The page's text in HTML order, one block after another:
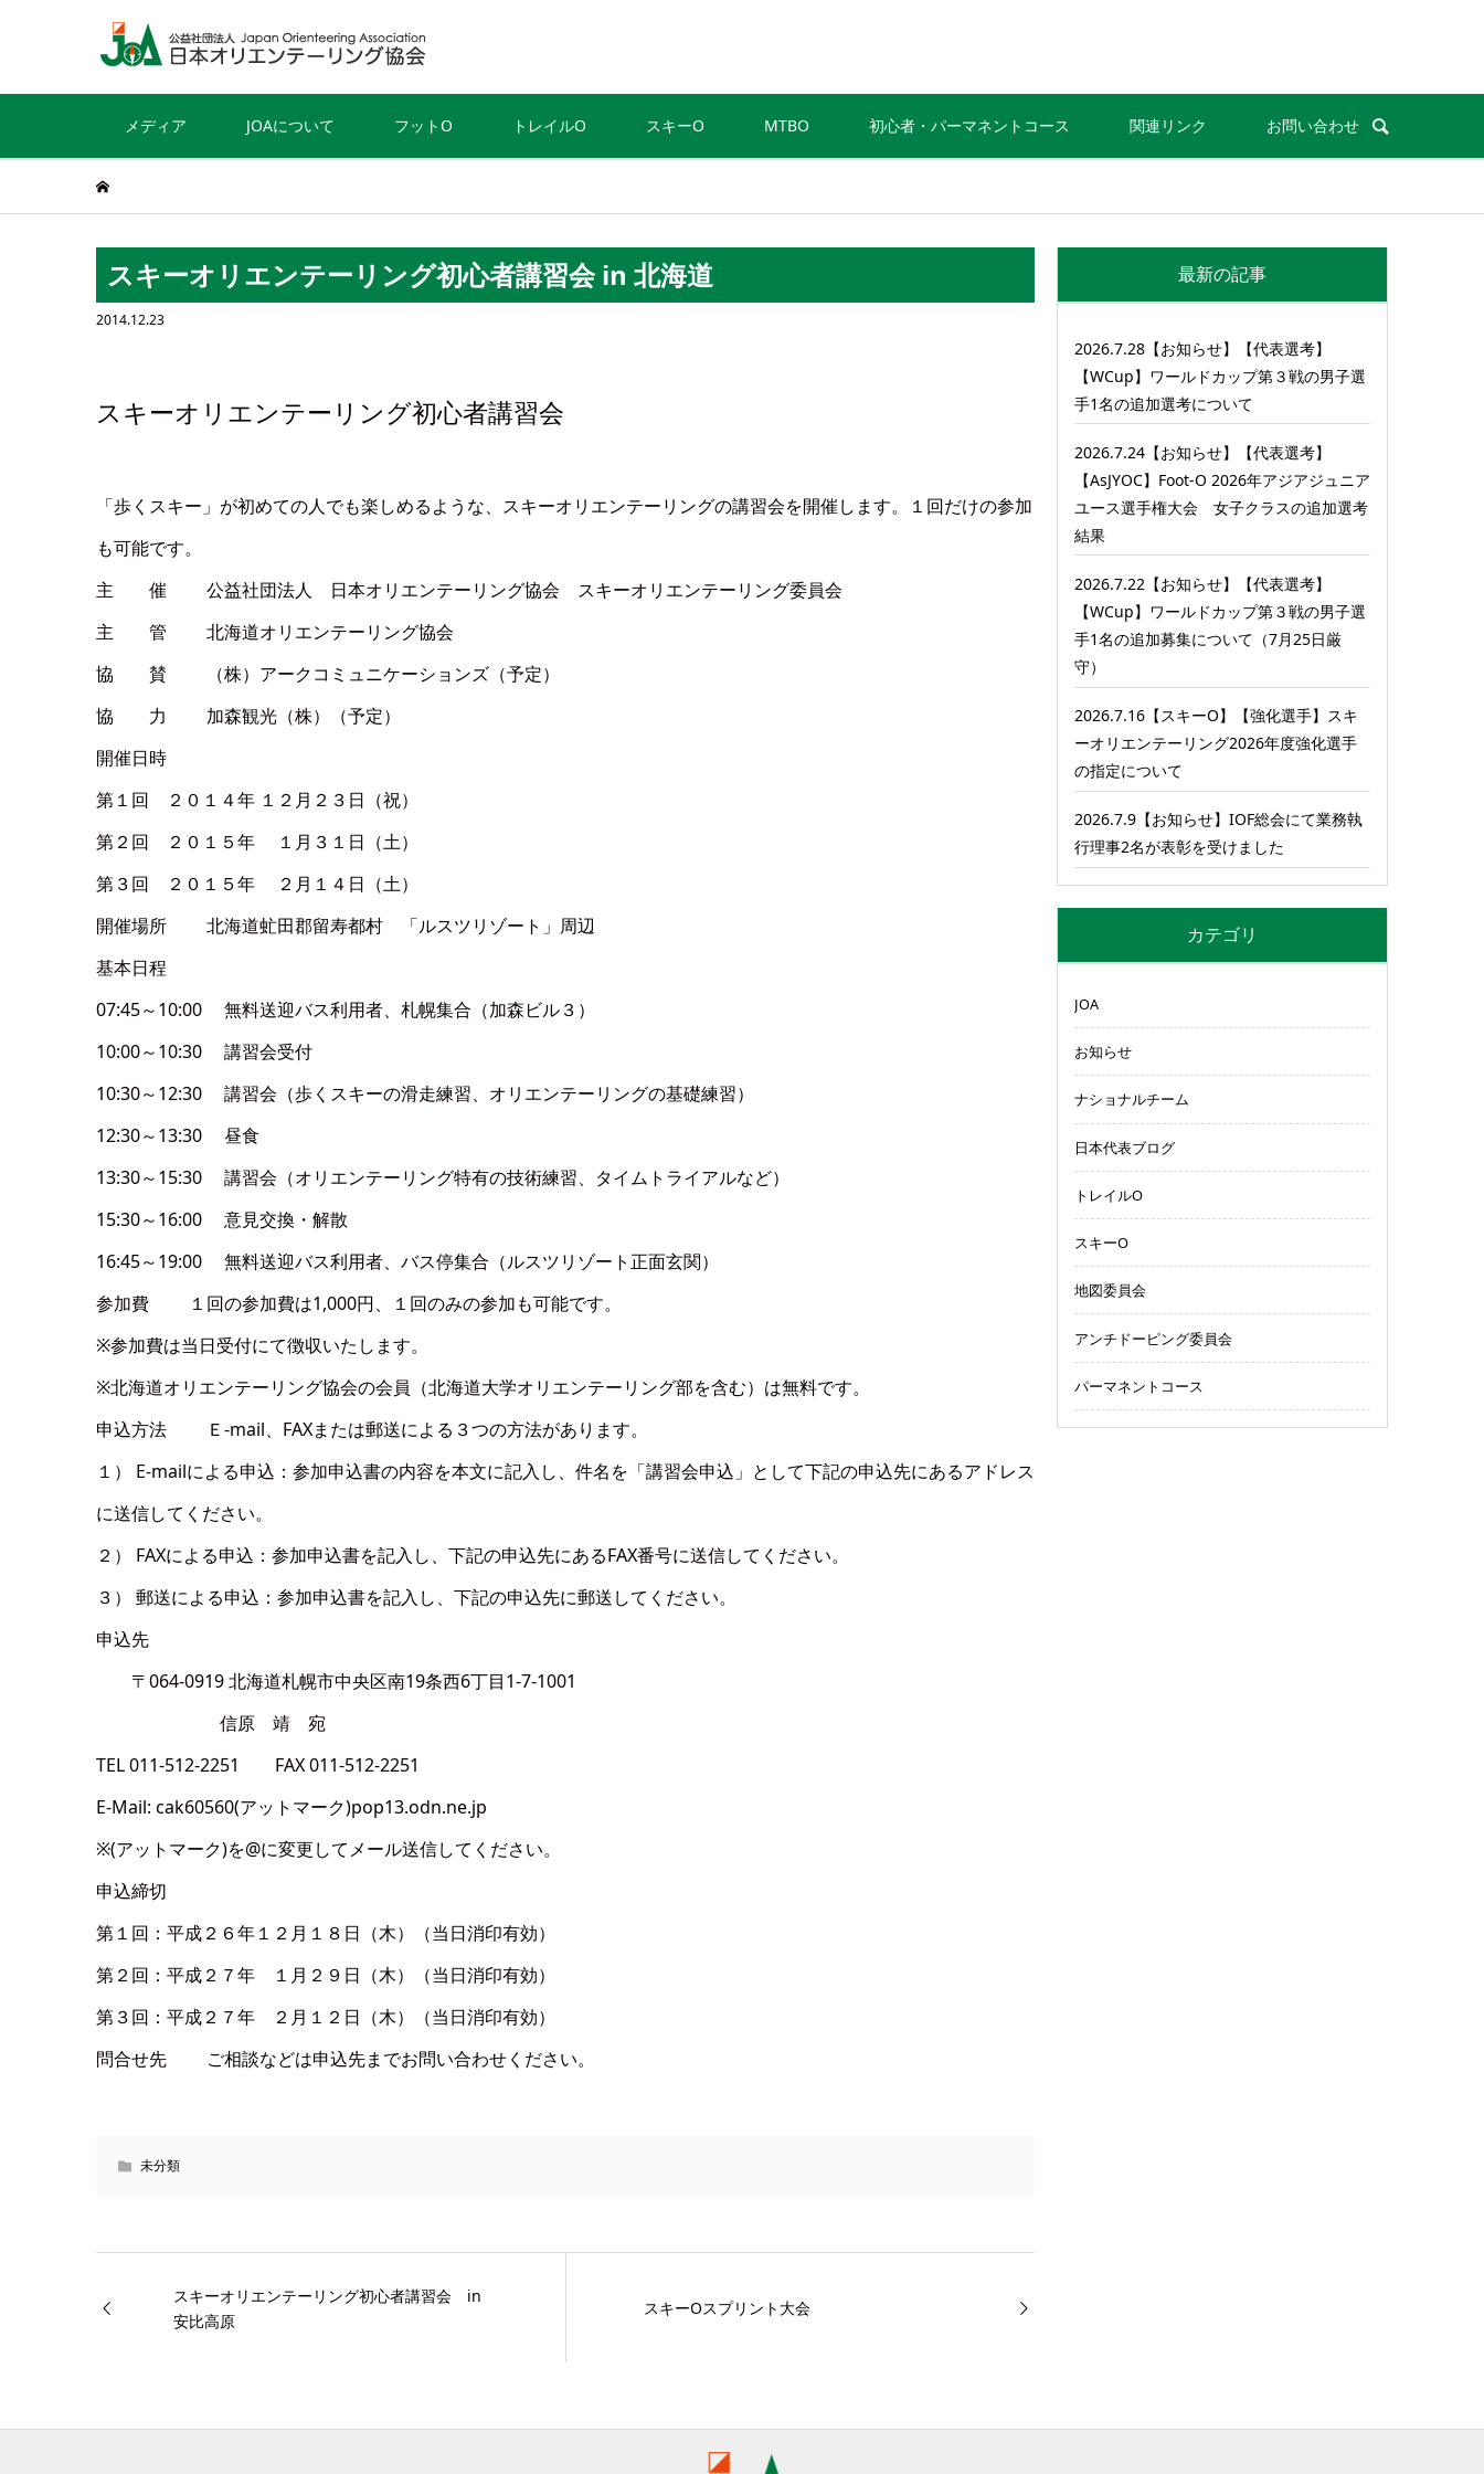
メディア JOAについて フットO トレイルO スキーO MTBO 初心者・パーマネントコース 関連リンク お問い合わせ
スキーオリエンテーリング初心者講習会 in 北海道
2014.12.23
スキーオリエンテーリング初心者講習会
「歩くスキー」が初めての人でも楽しめるような、スキーオリエンテーリングの講習会を開催します。１回だけの参加
も可能です。
主 催 公益社団法人 日本オリエンテーリング協会 スキーオリエンテーリング委員会
主 管 北海道オリエンテーリング協会
協 賛 （株）アークコミュニケーションズ（予定）
協 力 加森観光（株）（予定）
開催日時
第１回 ２０１４年 １２月２３日（祝）
第２回 ２０１５年 １月３１日（土）
第３回 ２０１５年 ２月１４日（土）
開催場所 北海道虻田郡留寿都村 「ルスツリゾート」周辺
基本日程
07:45～10:00 無料送迎バス利用者、札幌集合（加森ビル３）
10:00～10:30 講習会受付
10:30～12:30 講習会（歩くスキーの滑走練習、オリエンテーリングの基礎練習）
12:30～13:30 昼食
13:30～15:30 講習会（オリエンテーリング特有の技術練習、タイムトライアルなど）
15:30～16:00 意見交換・解散
16:45～19:00 無料送迎バス利用者、バス停集合（ルスツリゾート正面玄関）
参加費 １回の参加費は1,000円、１回のみの参加も可能です。
※参加費は当日受付にて徴収いたします。
※北海道オリエンテーリング協会の会員（北海道大学オリエンテーリング部を含む）は無料です。
申込方法 Ｅ-mail、FAXまたは郵送による３つの方法があります。
１） E-mailによる申込：参加申込書の内容を本文に記入し、件名を「講習会申込」として下記の申込先にあるアドレス
に送信してください。
２） FAXによる申込：参加申込書を記入し、下記の申込先にあるFAX番号に送信してください。
３） 郵送による申込：参加申込書を記入し、下記の申込先に郵送してください。
申込先
〒064-0919 北海道札幌市中央区南19条西6丁目1-7-1001
信原 靖 宛
TEL 011-512-2251 FAX 011-512-2251
E-Mail: cak60560(アットマーク)pop13.odn.ne.jp
※(アットマーク)を@に変更してメール送信してください。
申込締切
第１回：平成２６年１２月１８日（木）（当日消印有効）
第２回：平成２７年 １月２９日（木）（当日消印有効）
第３回：平成２７年 ２月１２日（木）（当日消印有効）
問合せ先 ご相談などは申込先までお問い合わせください。
未分類
スキーオリエンテーリング初心者講習会 in
安比高原
スキーOスプリント大会
最新の記事
2026.7.28【お知らせ】【代表選考】
【WCup】ワールドカップ第３戦の男子選
手1名の追加選考について
2026.7.24【お知らせ】【代表選考】
【AsJYOC】Foot-O 2026年アジアジュニア
ユース選手権大会 女子クラスの追加選考
結果
2026.7.22【お知らせ】【代表選考】
【WCup】ワールドカップ第３戦の男子選
手1名の追加募集について（7月25日厳
守）
2026.7.16【スキーO】【強化選手】スキ
ーオリエンテーリング2026年度強化選手
の指定について
2026.7.9【お知らせ】IOF総会にて業務執
行理事2名が表彰を受けました
カテゴリ
JOA
お知らせ
ナショナルチーム
日本代表ブログ
トレイルO
スキーO
地図委員会
アンチドーピング委員会
パーマネントコース